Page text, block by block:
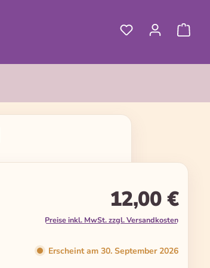
12,00 €
Preise inkl. MwSt. zzgl. Versandkosten
Erscheint am 30. September 2026